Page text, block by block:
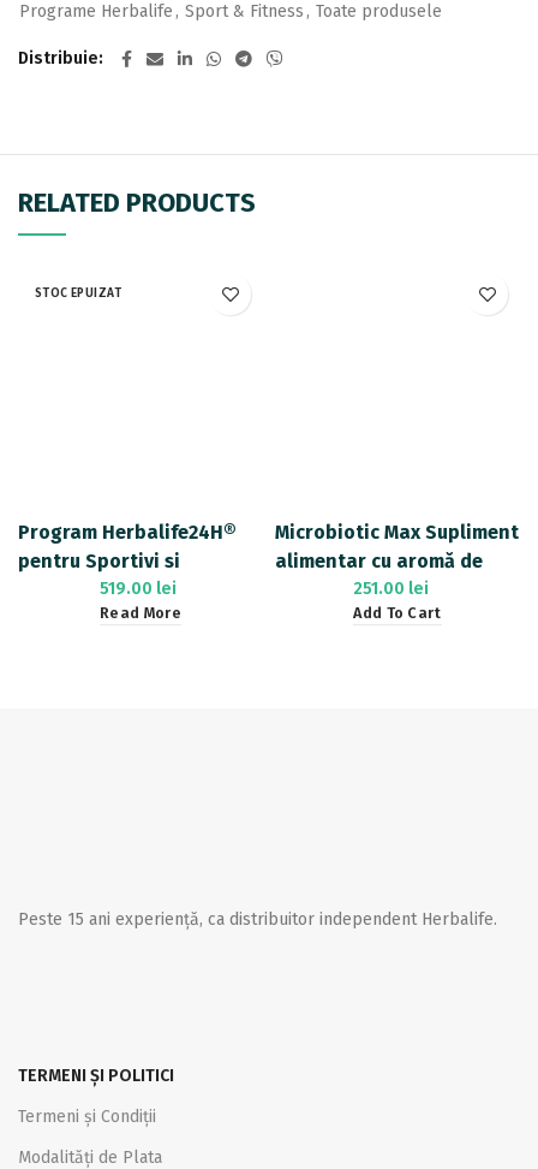
Programe Herbalife , Sport & Fitness , Toate produsele
Distribuie
RELATED PRODUCTS
STOC EPUIZAT
Program Herbalife24H®
pentru Sportivi si
persoane active
519.00 lei
Read More
Microbiotic Max Supliment
alimentar cu aromă de
vanilie – 20 pliculețe
251.00 lei
Add To Cart
Peste 15 ani experiență, ca distribuitor independent Herbalife.
TERMENI ȘI POLITICI
Termeni și Condiții
Modalități de Plata